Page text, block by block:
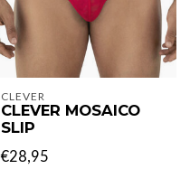
CLEVER
CLEVER MOSAICO
SLIP
€28,95